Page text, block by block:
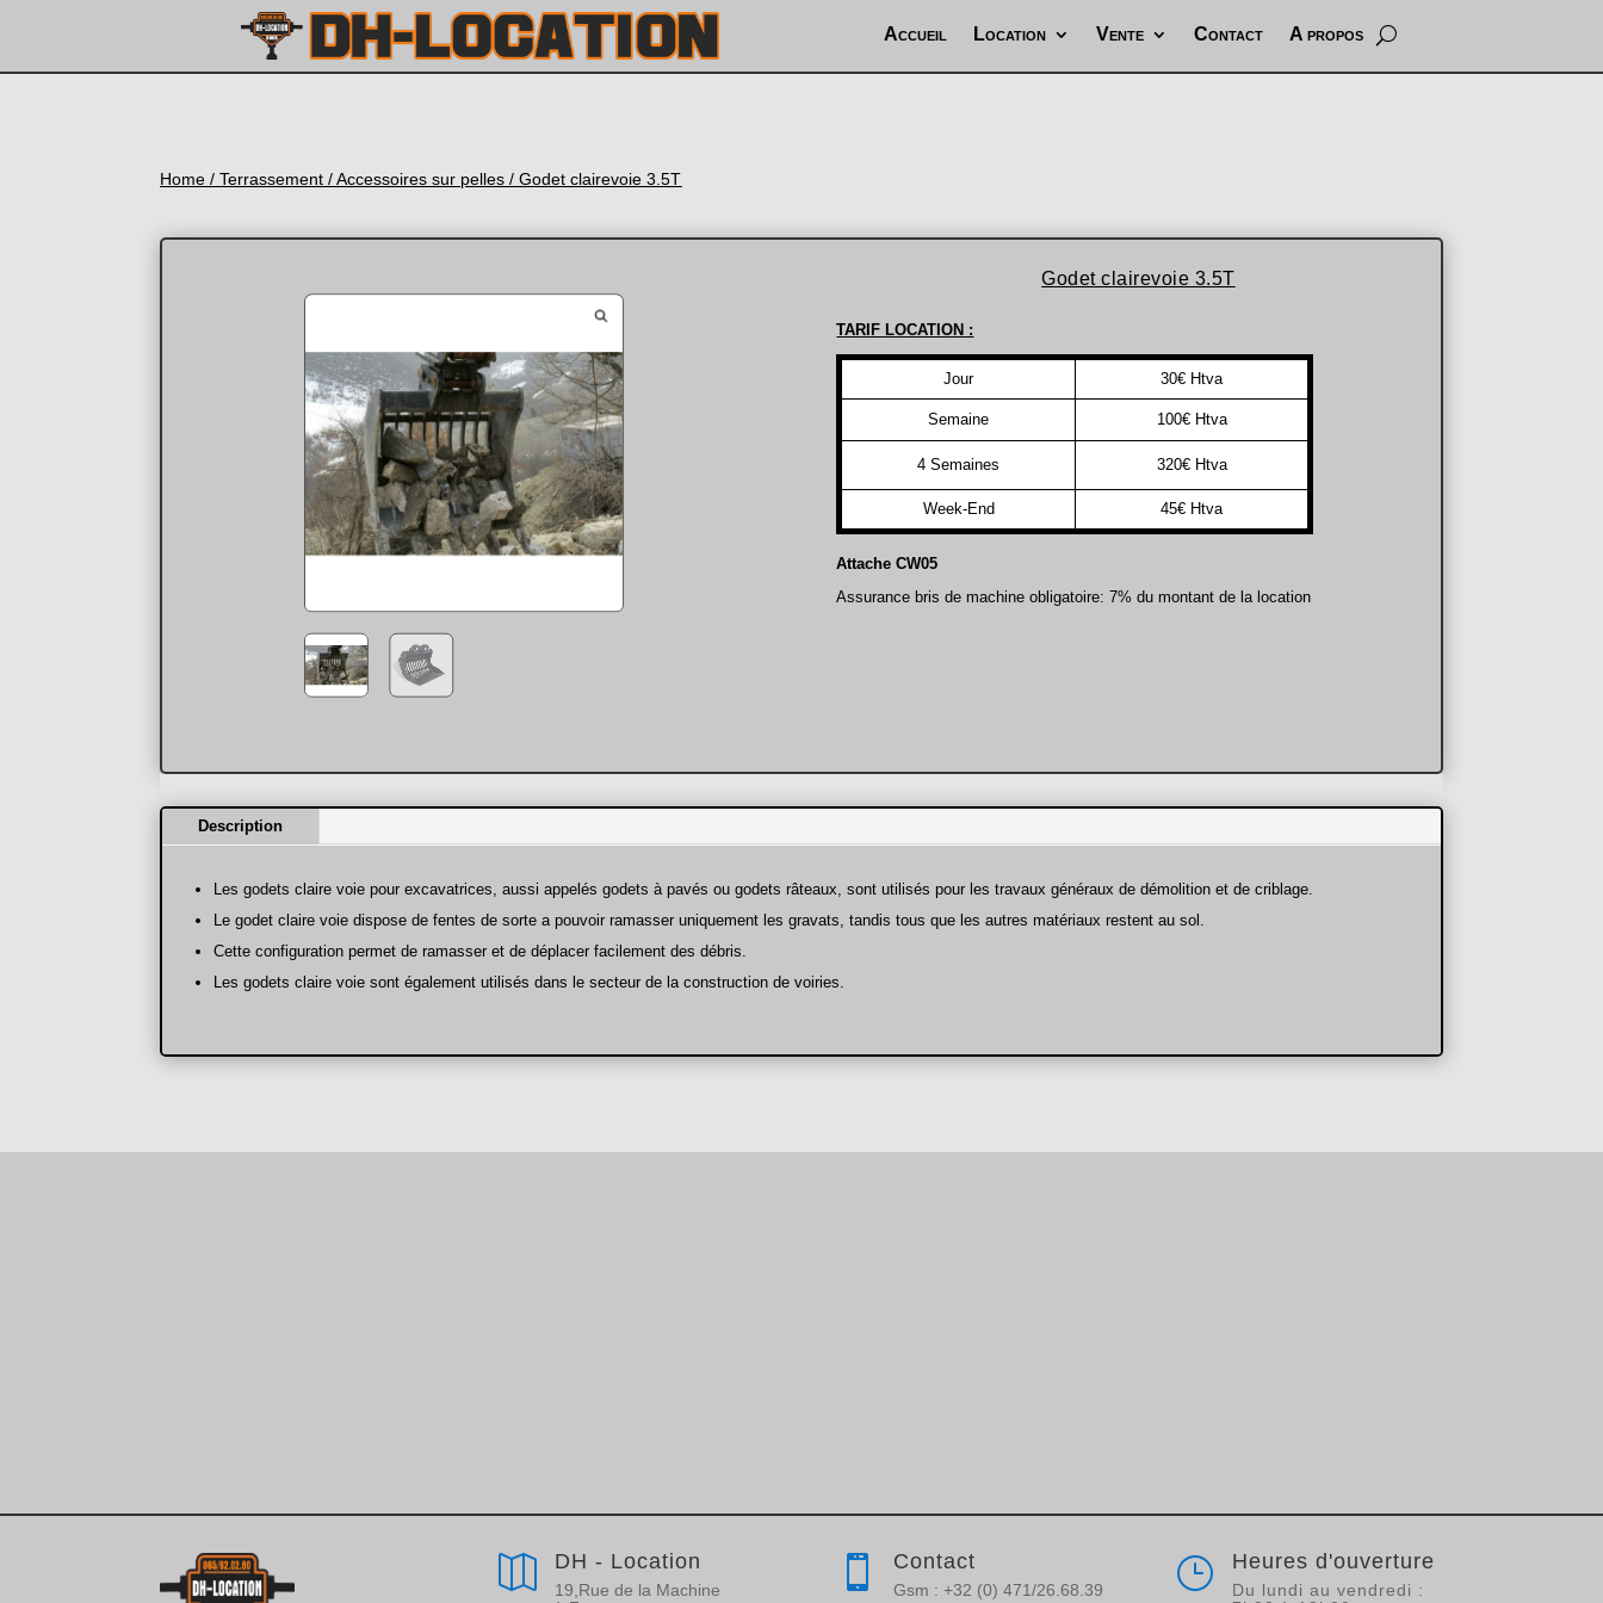
Accueil Location Vente Contact A propos
Home /Terrassement /Accessoires sur pelles / Godet clairevoie 3.5T
Godet clairevoie 3.5T
TARIF LOCATION :
Jour 30€ Htva
Semaine 100€ Htva
4 Semaines 320€ Htva
Week-End 45€ Htva
Attache CW05
Assurance bris de machine obligatoire: 7% du montant de la location
Description
Les godets claire voie pour excavatrices, aussi appelés godets à pavés ou godets râteaux, sont utilisés pour les travaux généraux de démolition et de criblage.
Le godet claire voie dispose de fentes de sorte a pouvoir ramasser uniquement les gravats, tandis tous que les autres matériaux restent au sol.
Cette configuration permet de ramasser et de déplacer facilement des débris.
Les godets claire voie sont également utilisés dans le secteur de la construction de voiries.
 DH - Location
19,Rue de la Machine
 Contact
Gsm : +32 (0) 471/26.68.39 } Heures d'ouverture
Du lundi au vendredi :